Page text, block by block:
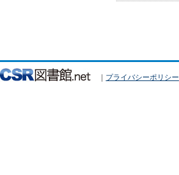
｜ プライバシーポリシー